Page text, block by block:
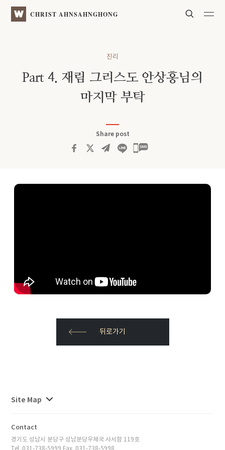
WATVCHRIST AHNSAHNGHONG Search
진리
Part 4. 재림 그리스도 안상홍님의
마지막 부탁
Share post
뒤로가기
Site Map 사이트맵
Contact
경기도 성남시 분당구 성남분당우체국 사서함 119호